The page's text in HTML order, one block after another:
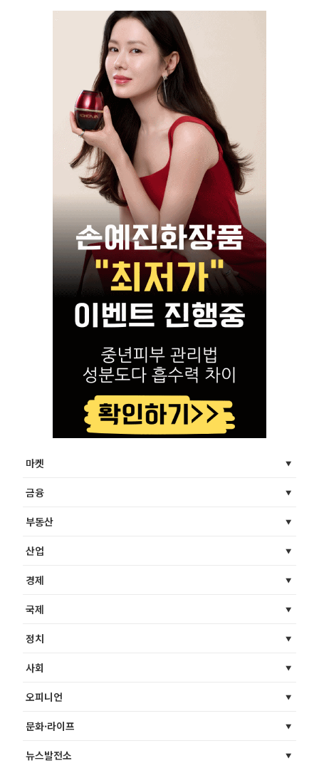
마켓
금융
부동산
산업
경제
국제
정치
사회
오피니언
문화·라이프
뉴스발전소